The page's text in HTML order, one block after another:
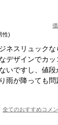
性)
ネスリュック
デザインでカ
いですし、値
雨が降っても
全てのおすすめコメン